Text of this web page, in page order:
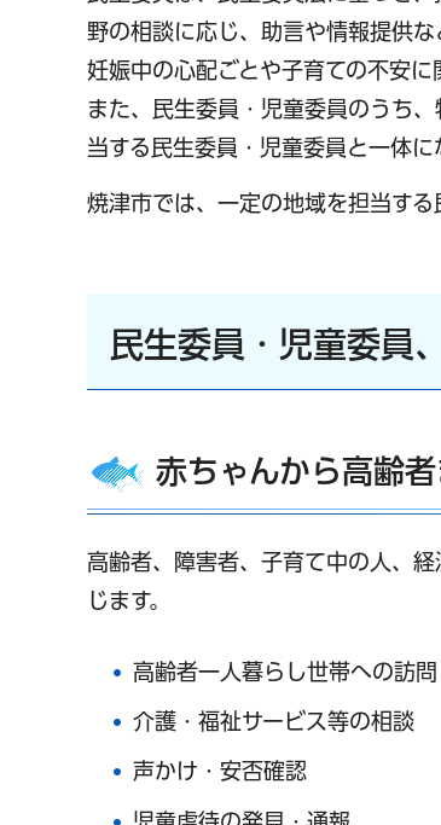
野の相談に応じ、助言や情報提供
妊娠中の心配ごとや子育ての不安に
また、民生委員・児童委員のうち
当する民生委員・児童委員と一体に
焼津市では、一定の地域を担当す
民生委員・児童委員
赤ちゃんから高齢
高齢者、障害者、子育て中の人、
じます。
高齢者一人暮らし世帯への訪問
介護・福祉サービス等の相談
声かけ・安否確認